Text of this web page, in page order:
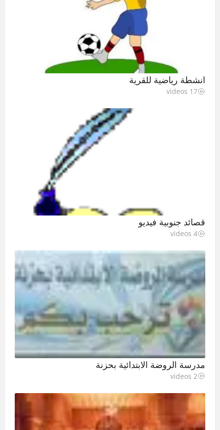
انشطة رياضية للقرية
17 videos
قصائد جنوبية فيديو
4 videos
مدرسة الروضة الابتدائية بحزنة
2 videos